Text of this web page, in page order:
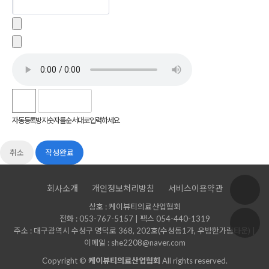
자동등록방지 숫자를 순서대로 입력하세요.
취소
회사소개 개인정보처리방침 서비스이용약관
상호 : 케이뷰티의료산업협회
전화 : 053-767-5157 | 팩스 054-440-1319
주소 : 대구광역시 수성구 명덕로 368, 202호(수성동1가, 우방한가람타운) |
이메일 : she2208@naver.com
Copyright © 케이뷰티의료산업협회 All rights reserved.